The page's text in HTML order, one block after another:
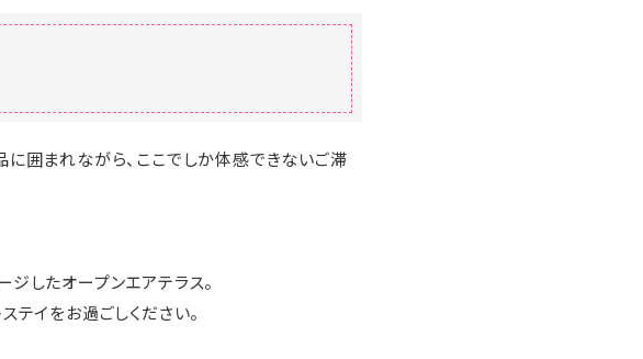
囲まれながら、ここでしか体感できないご滞
したオープンエアテラス。
テイをお過ごしください。